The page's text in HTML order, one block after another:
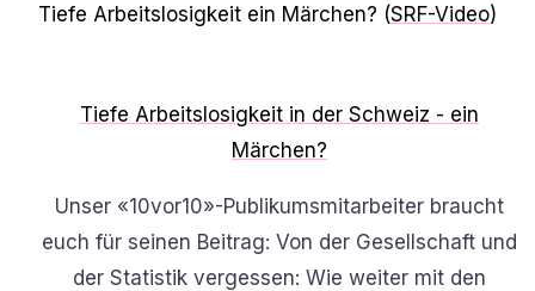
Tiefe Arbeitslosigkeit ein Märchen? (SRF-Video)
Tiefe Arbeitslosigkeit in der Schweiz - ein
Märchen?
Unser «10vor10»-Publikumsmitarbeiter braucht
euch für seinen Beitrag: Von der Gesellschaft und
der Statistik vergessen: Wie weiter mit den